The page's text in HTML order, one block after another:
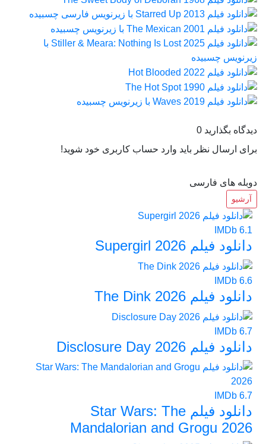
دیدگاه بگذارید 0
برای ارسال نظر باید وارد حساب کاربری خود شوید!
دوبله های فارسی
آرشیو
IMDb 6.1
دانلود فیلم Supergirl 2026
IMDb 6.6
دانلود فیلم The Dink 2026
IMDb 6.7
دانلود فیلم Disclosure Day 2026
IMDb 6.7
دانلود فیلم Star Wars: The
Mandalorian and Grogu 2026